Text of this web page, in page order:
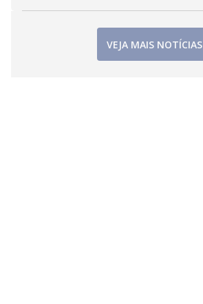
VEJA MAIS NOTÍCIAS